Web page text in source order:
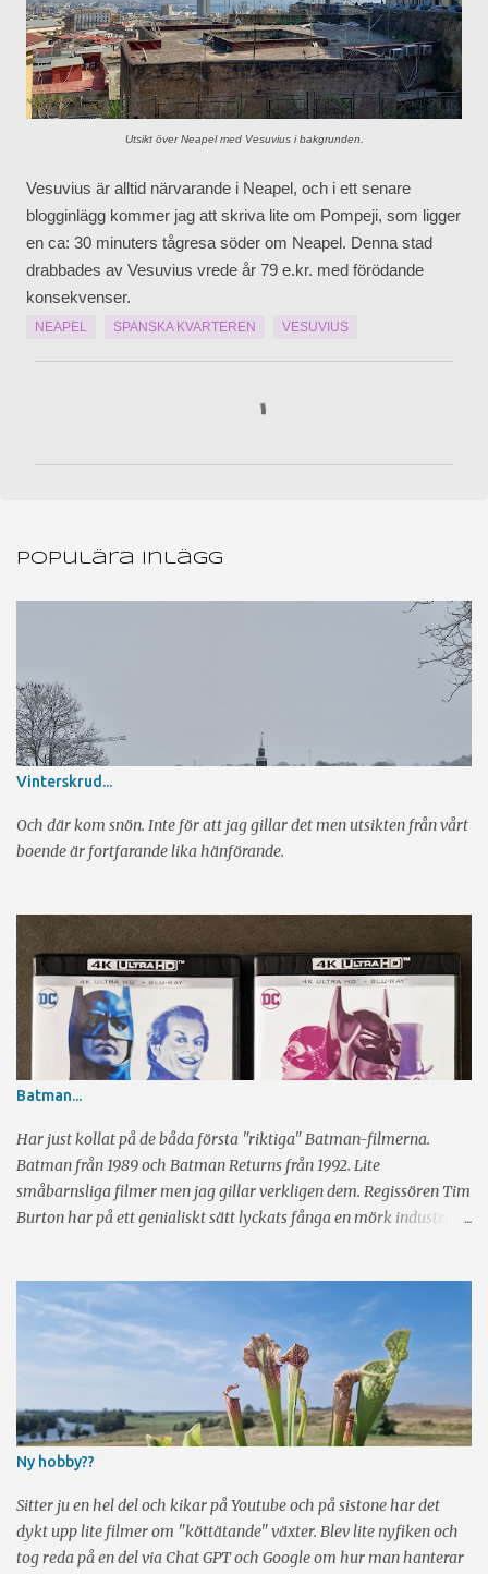
Utsikt över Neapel med Vesuvius i bakgrunden.
Vesuvius är alltid närvarande i Neapel, och i ett senare
blogginlägg kommer jag att skriva lite om Pompeji, som ligger
en ca: 30 minuters tågresa söder om Neapel. Denna stad
drabbades av Vesuvius vrede år 79 e.kr. med förödande
konsekvenser.
NEAPEL SPANSKA KVARTEREN VESUVIUS
n
r
Populära inlägg
Vinterskrud...
Och där kom snön. Inte för att jag gillar det men utsikten från vårt
boende är fortfarande lika hänförande.
Batman...
Har just kollat på de båda första "riktiga" Batman-filmerna.
Batman från 1989 och Batman Returns från 1992. Lite
småbarnsliga filmer men jag gillar verkligen dem. Regissören Tim
Burton har på ett genialiskt sätt lyckats fånga en mörk industriell
Pfeiffer. Rikrigt bra alla fyra. Visst märker man ibland att det är
gamla filmer när det kommer till specialeffekter, men det är
definitivt inte störande. Tyvärr regisserde Burton bara de två
första filmerna och i Batman Forever (1995) och Batman & Robin
(1997) tog Joel Schumacher över taktpinnen. Tyvärr försvann den
där mörka "glimten i ögat känslan" och i stället blev det mest
fjantigt. Några år senare gick istället Christopher Nolan in och
(2008) och The Dark Knight Rises (2012). Dessa är riktigt bra men
saknar i mitt tycke l...
Ny hobby??
Sitter ju en hel del och kikar på Youtube och på sistone har det
dykt upp lite filmer om "köttätande" växter. Blev lite nyfiken och
tog reda på en del via Chat GPT och Google om hur man hanterar